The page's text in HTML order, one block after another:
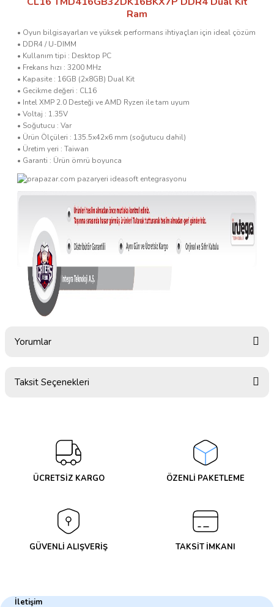
Ram
• Oyun bilgisayarları ve yüksek performans ihtiyaçları için ideal çözüm
• DDR4 / U-DIMM
• Kullanım tipi : Desktop PC
• Frekans hızı : 3200 MHz
• Kapasite : 16GB (2x8GB) Dual Kit
• Gecikme değeri : CL16
• Intel XMP 2.0 Desteği ve AMD Ryzen ile tam uyum
• Voltaj : 1.35V
• Soğutucu : Var
• Ürün Ölçüleri : 135.5x42x6 mm (soğutucu dahil)
• Üretim yeri : Taiwan
• Garanti : Ürün ömrü boyunca
Yorumlar
Taksit Seçenekleri
ÜCRETSİZ KARGO ÖZENLİ PAKETLEME
GÜVENLİ ALIŞVERİŞ TAKSİT İMKANI
İletişim